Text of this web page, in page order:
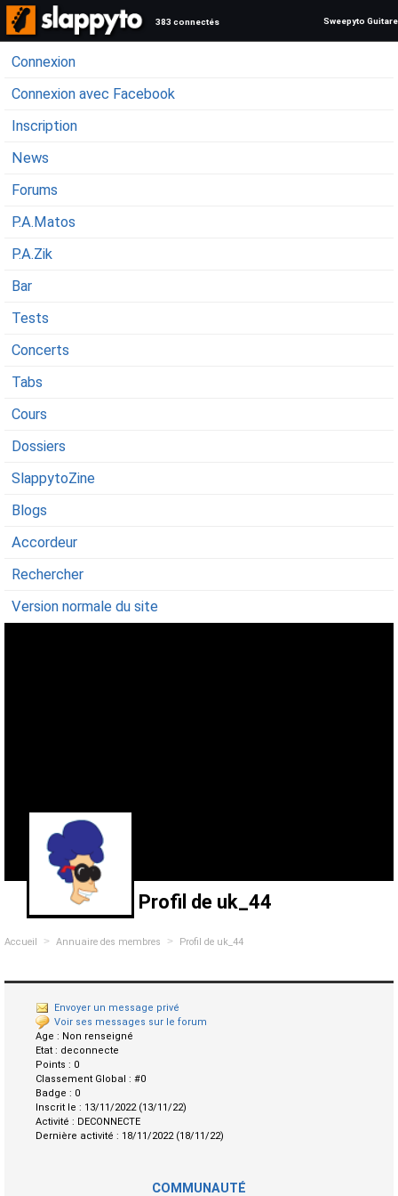
383 connectés Sweepyto Guitare
Connexion
Connexion avec Facebook
Inscription
News
Forums
P.A.Matos
P.A.Zik
Bar
Tests
Concerts
Tabs
Cours
Dossiers
SlappytoZine
Blogs
Accordeur
Rechercher
Version normale du site
Profil de uk_44
Accueil > Annuaire des membres > Profil de uk_44
Envoyer un message privé
Voir ses messages sur le forum
Age : Non renseigné
Etat : deconnecte
Points : 0
Classement Global : #0
Badge : 0
Inscrit le : 13/11/2022 (13/11/22)
Activité : DECONNECTE
Dernière activité : 18/11/2022 (18/11/22)
COMMUNAUTÉ